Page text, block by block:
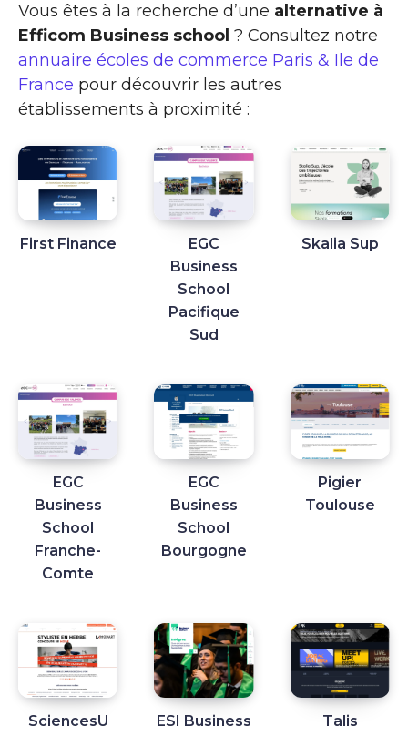
Vous êtes à la recherche d’une alternative à
Efficom Business school ? Consultez notre
annuaire écoles de commerce Paris & Ile de
France pour découvrir les autres
établissements à proximité :
First Finance
EGC
Business
School
Pacifique
Sud
Skalia Sup
EGC
Business
School
Franche-
Comte
EGC
Business
School
Bourgogne
Pigier
Toulouse
SciencesU
ESI Business
Talis